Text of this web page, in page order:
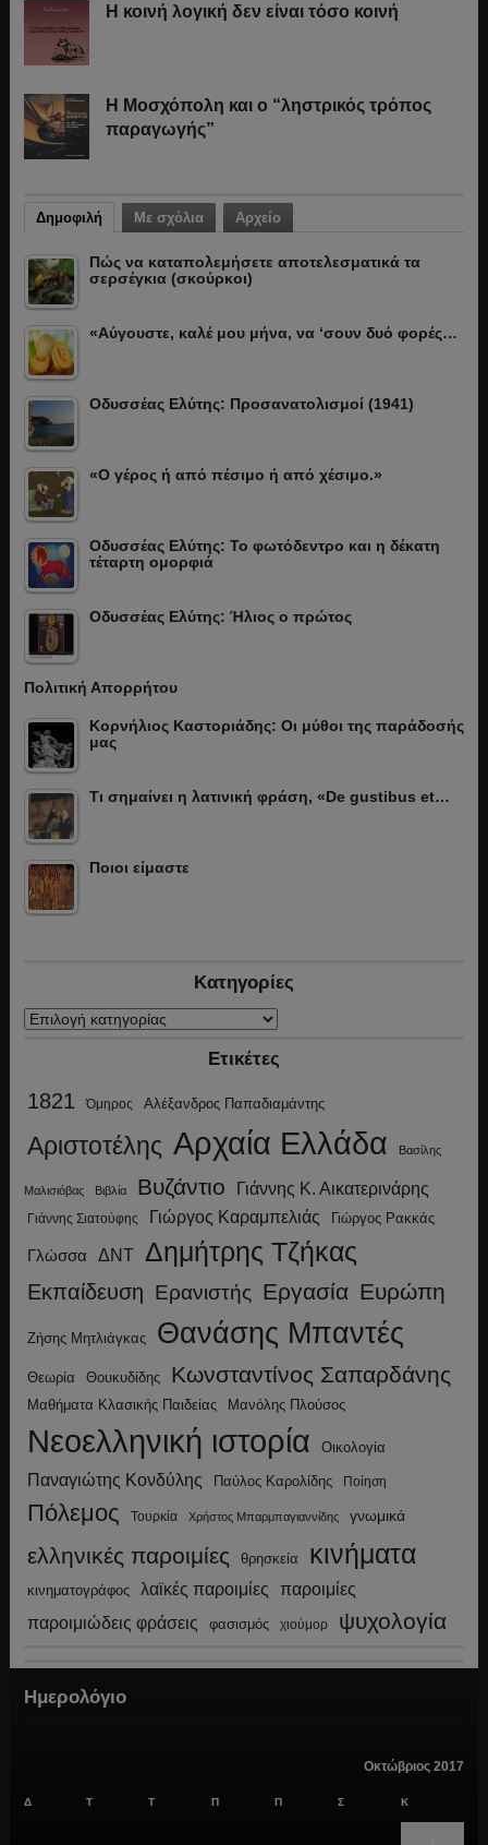
Η κοινή λογική δεν είναι τόσο κοινή
Η Μοσχόπολη και ο “ληστρικός τρόπος
παραγωγής”
Δημοφιλή Με σχόλια Αρχείο
Πώς να καταπολεμήσετε αποτελεσματικά τα
σερσέγκια (σκούρκοι)
«Αύγουστε, καλέ μου μήνα, να ‘σουν δυό φορές…
Οδυσσέας Ελύτης: Προσανατολισμοί (1941)
«Ο γέρος ή από πέσιμο ή από χέσιμο.»
Οδυσσέας Ελύτης: Το φωτόδεντρο και η δέκατη
τέταρτη ομορφιά
Οδυσσέας Ελύτης: Ήλιος ο πρώτος
Πολιτική Απορρήτου
Κορνήλιος Καστοριάδης: Οι μύθοι της παράδοσής
μας
Τι σημαίνει η λατινική φράση, «De gustibus et…
Ποιοι είμαστε
Κατηγορίες
Κατηγορίες
Ετικέτες
1821 Όμηρος Αλέξανδρος Παπαδιαμάντης
Αριστοτέλης Αρχαία Ελλάδα Βασίλης
Μαλισιόβας Βιβλία Βυζάντιο Γιάννης Κ. Αικατερινάρης
Γιάννης Σιατούφης Γιώργος Καραμπελιάς Γιώργος Ρακκάς
Γλώσσα ΔΝΤ Δημήτρης Τζήκας
Εκπαίδευση Ερανιστής Εργασία Ευρώπη
Ζήσης Μητλιάγκας Θανάσης Μπαντές
Θεωρία Θουκυδίδης Κωνσταντίνος Σαπαρδάνης
Μαθήματα Κλασικής Παιδείας Μανόλης Πλούσος
Νεοελληνική ιστορία Οικολογία
Παναγιώτης Κονδύλης Παύλος Καρολίδης Ποίηση
Πόλεμος Τουρκία Χρήστος Μπαρμπαγιαννίδης γνωμικά
ελληνικές παροιμίες θρησκεία κινήματα
κινηματογράφος λαϊκές παροιμίες παροιμίες
παροιμιώδεις φράσεις φασισμός χιούμορ ψυχολογία
Ημερολόγιο
Οκτώβριος 2017
Δ Τ Τ Π Π Σ Κ